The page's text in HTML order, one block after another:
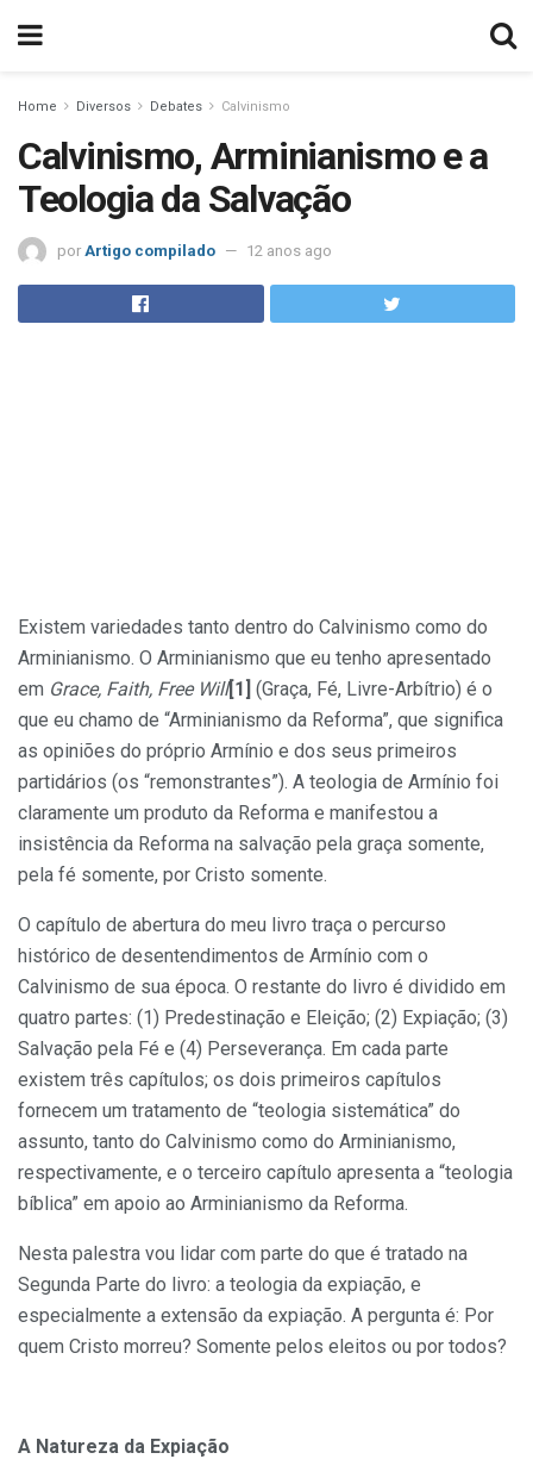
Home Diversos Debates Calvinismo
Calvinismo, Arminianismo e a
Teologia da Salvação
por Artigo compilado 12 anos ago
Existem variedades tanto dentro do Calvinismo como do
Arminianismo. O Arminianismo que eu tenho apresentado
em Grace, Faith, Free Will[1]
(Graça, Fé, Livre-Arbítrio) é o
que eu chamo de “Arminianismo da Reforma”, que significa
as opiniões do próprio Armínio e dos seus primeiros
partidários (os “remonstrantes”). A teologia de Armínio foi
claramente um produto da Reforma e manifestou a
insistência da Reforma na salvação pela graça somente,
pela fé somente, por Cristo somente.
O capítulo de abertura do meu livro traça o percurso
histórico de desentendimentos de Armínio com o
Calvinismo de sua época. O restante do livro é dividido em
quatro partes: (1) Predestinação e Eleição; (2) Expiação; (3)
Salvação pela Fé e (4) Perseverança. Em cada parte
existem três capítulos; os dois primeiros capítulos
fornecem um tratamento de “teologia sistemática” do
assunto, tanto do Calvinismo como do Arminianismo,
respectivamente, e o terceiro capítulo apresenta a “teologia
bíblica” em apoio ao Arminianismo da Reforma.
Nesta palestra vou lidar com parte do que é tratado na
Segunda Parte do livro: a teologia da expiação, e
especialmente a extensão da expiação. A pergunta é: Por
quem Cristo morreu? Somente pelos eleitos ou por todos?
A Natureza da Expiação